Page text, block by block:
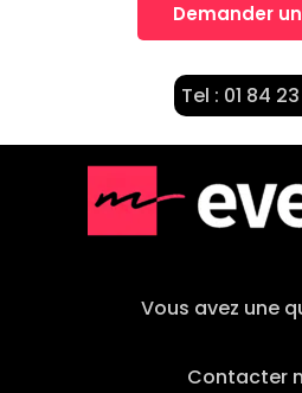
Demander
Tel : 01 84
Vous avez une
Contacter